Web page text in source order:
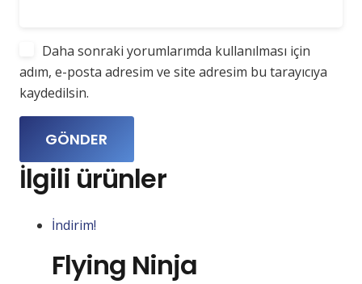
Daha sonraki yorumlarımda kullanılması için
adım, e-posta adresim ve site adresim bu tarayıcıya
kaydedilsin.
İlgili ürünler
İndirim!
Flying Ninja